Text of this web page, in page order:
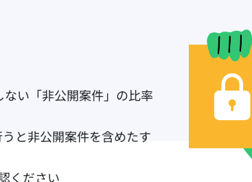
い「非公開案件」の比率
と非公開案件を含めたす
ください